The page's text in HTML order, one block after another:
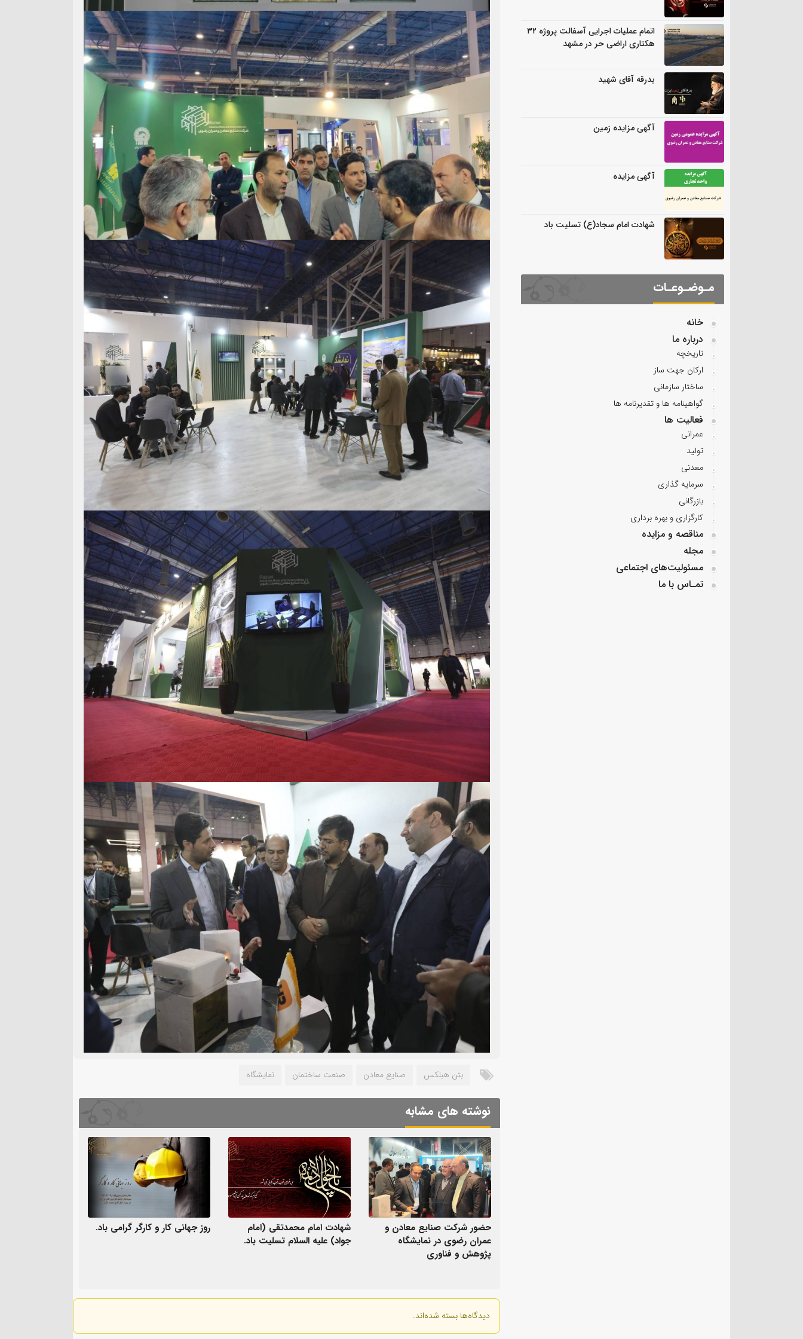
بتن هبلکس صنایع معادن صنعت ساختمان نمایشگاه
نوشته های مشابه
حضور شرکت صنایع معادن و
عمران رضوی در نمایشگاه
پژوهش و فناوری
شهادت امام محمدتقی (امام
جواد) علیه السلام تسلیت باد.
روز جهانی کار و کارگر گرامی باد.
دیدگاه‌ها بسته شده‌اند.
اتمام عملیات اجرایی آسفالت پروژه ۳۲
هکتاری اراضی حر در مشهد
بدرقه آقای شهید
آگهی مزایده زمین
آگهی مزایده
شهادت امام سجاد(ع) تسلیت باد
مـوضـوعـات
خانه
درباره ما
تاریخچه
ارکان جهت ساز
ساختار سازمانی
گواهینامه ها و تقدیرنامه ها
فعالیت ها
عمرانی
تولید
معدنی
سرمایه گذاری
بازرگانی
کارگزاری و بهره برداری
مناقصه و مزایده
مجله
مسئولیت‌های اجتماعی
تمـاس با ما